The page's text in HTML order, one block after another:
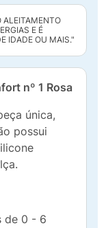
ALEITAMENTO
E É
IDADE OU MAIS."
nº 1 Rosa
única,
possui
de 0 - 6